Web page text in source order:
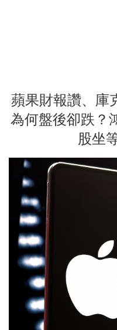
蘋果財報讚、庫
為何盤後卻跌
股坐